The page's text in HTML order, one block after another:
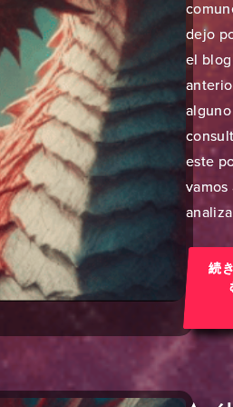
dejo
el blog
este
vamos
続